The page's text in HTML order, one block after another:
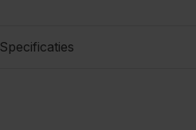
Specificaties